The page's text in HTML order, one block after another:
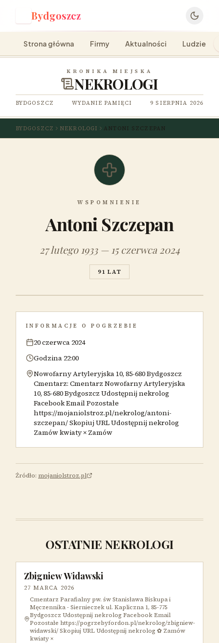
Bydgoszcz
Strona główna Firmy Aktualności Ludzie
KRONIKA MIEJSKA
NEKROLOGI
BYDGOSZCZ WYDANIE PAMIĘCI 9 SIERPNIA 2026
BYDGOSZCZ NEKROLOGI ANTONI SZCZEPAN
WSPOMNIENIE
Antoni Szczepan
27 lutego 1933 — 15 czerwca 2024
91 LAT
INFORMACJE O POGRZEBIE
20 czerwca 2024
Godzina 22:00
Nowofarny Artyleryjska 10, 85-680 Bydgoszcz
Cmentarz: Cmentarz Nowofarny Artyleryjska
10, 85-680 Bydgoszcz Udostępnij nekrolog
Facebook Email Pozostałe
https://mojaniolstroz.pl/nekrolog/antoni-
szczepan/ Skopiuj URL Udostępnij nekrolog
Zamów kwiaty × Zamów
Źródło: mojaniolstroz.pl
OSTATNIE NEKROLOGI
Zbigniew Widawski
27 MARCA 2026
Cmentarz Parafialny pw. św Stanisława Biskupa i
Męczennika - Siernieczek ul. Kapliczna 1, 85-775
Bydgoszcz Udostępnij nekrolog Facebook Email
Pozostałe https://pogrzebyfordon.pl/nekrolog/zbigniew-
widawski/ Skopiuj URL Udostępnij nekrolog ✿ Zamów
kwiaty ×